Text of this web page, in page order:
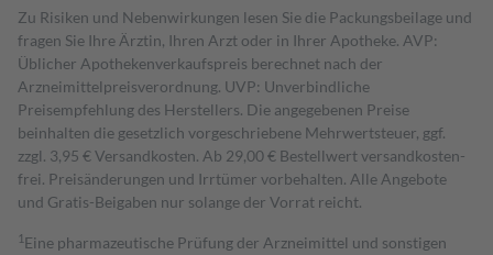
Zu Risiken und Nebenwirkungen lesen Sie die Packungsbeilage und
fragen Sie Ihre Ärztin, Ihren Arzt oder in Ihrer Apotheke. AVP:
Üblicher Apothekenverkaufspreis berechnet nach der
Arzneimittelpreisverordnung. UVP: Unverbindliche
Preisempfehlung des Herstellers. Die angegebenen Preise
beinhalten die gesetzlich vorgeschriebene Mehrwertsteuer, ggf.
zzgl. 3,95 € Versandkosten. Ab 29,00 € Bestell­wert versand­kosten­
frei. Preisänderungen und Irrtümer vorbehalten. Alle Angebote
und Gratis-Beigaben nur solange der Vorrat reicht.
1 Eine pharmazeutische Prüfung der Arzneimittel und sonstigen